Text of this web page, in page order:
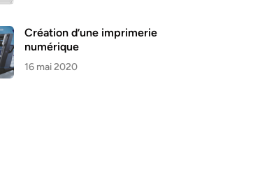
Création d’une imprimerie
numérique
16 mai 2020